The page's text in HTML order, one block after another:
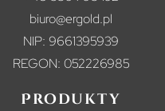
biuro@ergold.pl
NIP: 9661395939
REGON: 052226985
Produkty